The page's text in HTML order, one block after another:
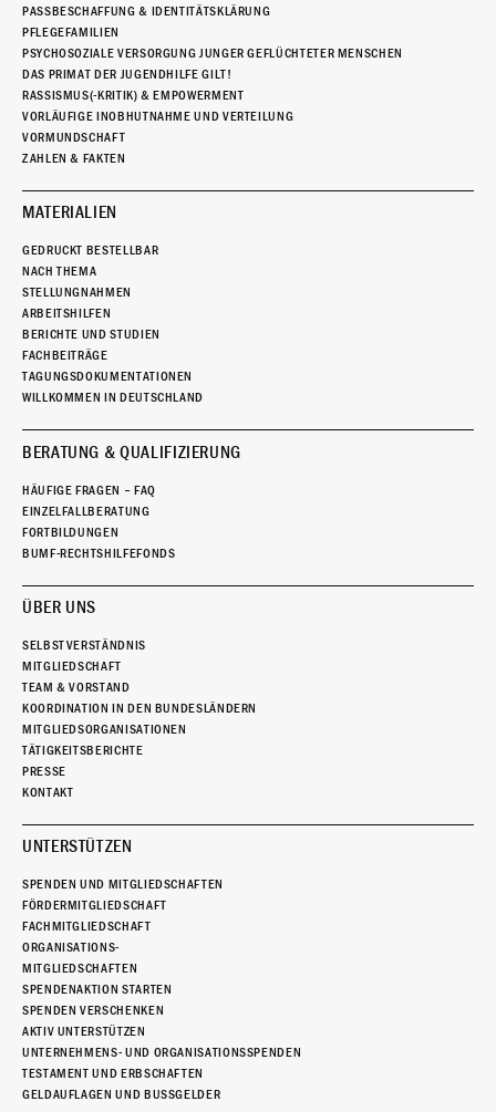
PASSBESCHAFFUNG & IDENTITÄTSKLÄRUNG
PFLEGEFAMILIEN
PSYCHOSOZIALE VERSORGUNG JUNGER GEFLÜCHTETER MENSCHEN
DAS PRIMAT DER JUGENDHILFE GILT!
RASSISMUS(-KRITIK) & EMPOWERMENT
VORLÄUFIGE INOBHUTNAHME UND VERTEILUNG
VORMUNDSCHAFT
ZAHLEN & FAKTEN
MATERIALIEN
GEDRUCKT BESTELLBAR
NACH THEMA
STELLUNGNAHMEN
ARBEITSHILFEN
BERICHTE UND STUDIEN
FACHBEITRÄGE
TAGUNGSDOKUMENTATIONEN
WILLKOMMEN IN DEUTSCHLAND
BERATUNG & QUALIFIZIERUNG
HÄUFIGE FRAGEN – FAQ
EINZELFALLBERATUNG
FORTBILDUNGEN
BUMF-RECHTSHILFEFONDS
ÜBER UNS
SELBSTVERSTÄNDNIS
MITGLIEDSCHAFT
TEAM & VORSTAND
KOORDINATION IN DEN BUNDESLÄNDERN
MITGLIEDSORGANISATIONEN
TÄTIGKEITSBERICHTE
PRESSE
KONTAKT
UNTERSTÜTZEN
SPENDEN UND MITGLIEDSCHAFTEN
FÖRDERMITGLIEDSCHAFT
FACHMITGLIEDSCHAFT
ORGANISATIONS-
MITGLIEDSCHAFTEN
SPENDENAKTION STARTEN
SPENDEN VERSCHENKEN
AKTIV UNTERSTÜTZEN
UNTERNEHMENS- UND ORGANISATIONSSPENDEN
TESTAMENT UND ERBSCHAFTEN
GELDAUFLAGEN UND BUSSGELDER